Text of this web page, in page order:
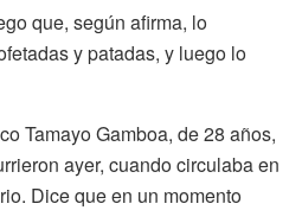
que, según afirma, lo
y patadas, y luego lo
Tamayo Gamboa, de 28 años,
ayer, cuando circulaba en
Dice que en un momento